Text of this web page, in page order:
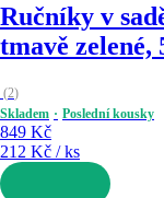
Ručníky v
tmavě zelené,
(2)
Skladem
Poslední kousky
849 Kč
212 Kč / ks